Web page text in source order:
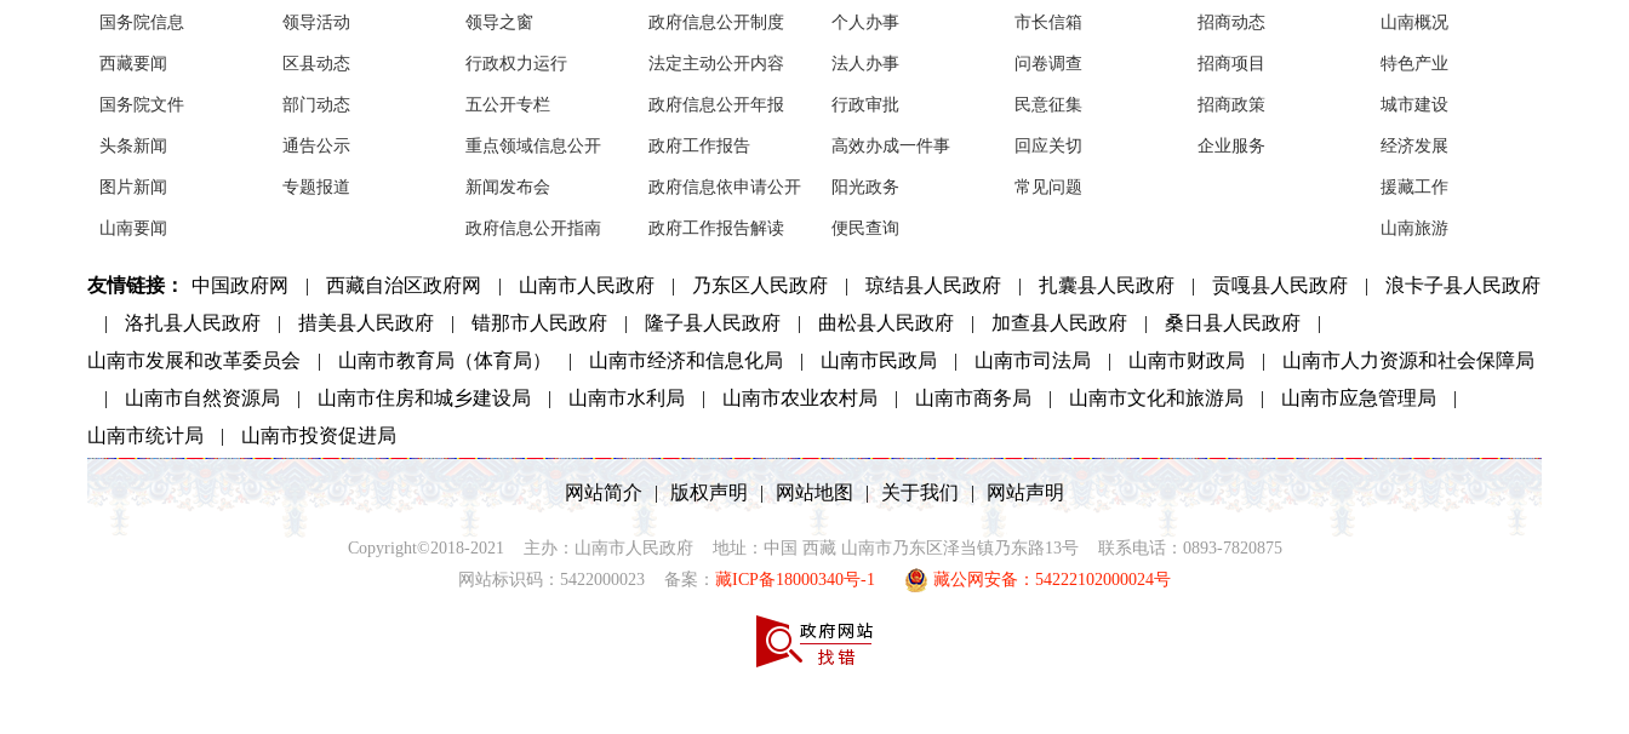
国务院信息
西藏要闻
国务院文件
头条新闻
图片新闻
山南要闻
领导活动
区县动态
部门动态
通告公示
专题报道
领导之窗
行政权力运行
五公开专栏
重点领域信息公开
新闻发布会
政府信息公开指南
政府信息公开制度
法定主动公开内容
政府信息公开年报
政府工作报告
政府信息依申请公开
政府工作报告解读
个人办事
法人办事
行政审批
高效办成一件事
阳光政务
便民查询
市长信箱
问卷调查
民意征集
回应关切
常见问题
招商动态
招商项目
招商政策
企业服务
山南概况
特色产业
城市建设
经济发展
援藏工作
山南旅游
友情链接： 中国政府网 | 西藏自治区政府网 | 山南市人民政府 | 乃东区人民政府 | 琼结县人民政府 | 扎囊县人民政府 | 贡嘎县人民政府 |
浪卡子县人民政府
|
洛扎县人民政府 | 措美县人民政府 | 错那市人民政府 | 隆子县人民政府 | 曲松县人民政府 | 加查县人民政府 | 桑日县人民政府
|
山南市发展和改革委员会
| 山南市教育局（体育局） | 山南市经济和信息化局 | 山南市民政局 | 山南市司法局 | 山南市财政局 |
山南市人力资源和社会保障局
|
山南市自然资源局 | 山南市住房和城乡建设局 | 山南市水利局 | 山南市农业农村局 | 山南市商务局 | 山南市文化和旅游局 | 山南市应急管理局
|
山南市统计局
| 山南市投资促进局
网站简介 | 版权声明 | 网站地图 | 关于我们 | 网站声明
Copyright©2018-2021 主办：山南市人民政府 地址：中国 西藏 山南市乃东区泽当镇乃东路13号 联系电话：0893-7820875
网站标识码：5422000023 备案： 藏ICP备18000340号-1 藏公网安备：54222102000024号